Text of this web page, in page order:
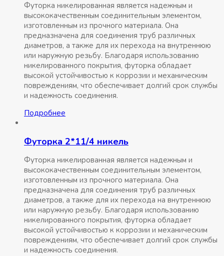
Футорка никелированная является надежным и
высококачественным соединительным элементом,
изготовленным из прочного материала. Она
предназначена для соединения труб различных
диаметров, а также для их перехода на внутреннюю
или наружную резьбу. Благодаря использованию
никелированного покрытия, футорка обладает
высокой устойчивостью к коррозии и механическим
повреждениям, что обеспечивает долгий срок службы
и надежность соединения.
Подробнее
Футорка 2*11/4 никель
Футорка никелированная является надежным и
высококачественным соединительным элементом,
изготовленным из прочного материала. Она
предназначена для соединения труб различных
диаметров, а также для их перехода на внутреннюю
или наружную резьбу. Благодаря использованию
никелированного покрытия, футорка обладает
высокой устойчивостью к коррозии и механическим
повреждениям, что обеспечивает долгий срок службы
и надежность соединения.